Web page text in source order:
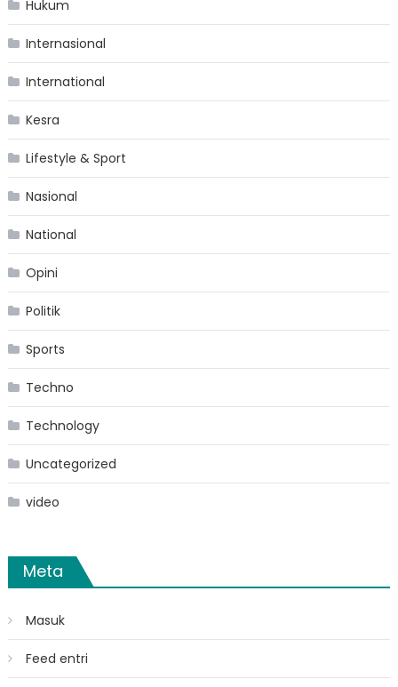
Hukum
Internasional
International
Kesra
Lifestyle & Sport
Nasional
National
Opini
Politik
Sports
Techno
Technology
Uncategorized
video
Meta
Masuk
Feed entri